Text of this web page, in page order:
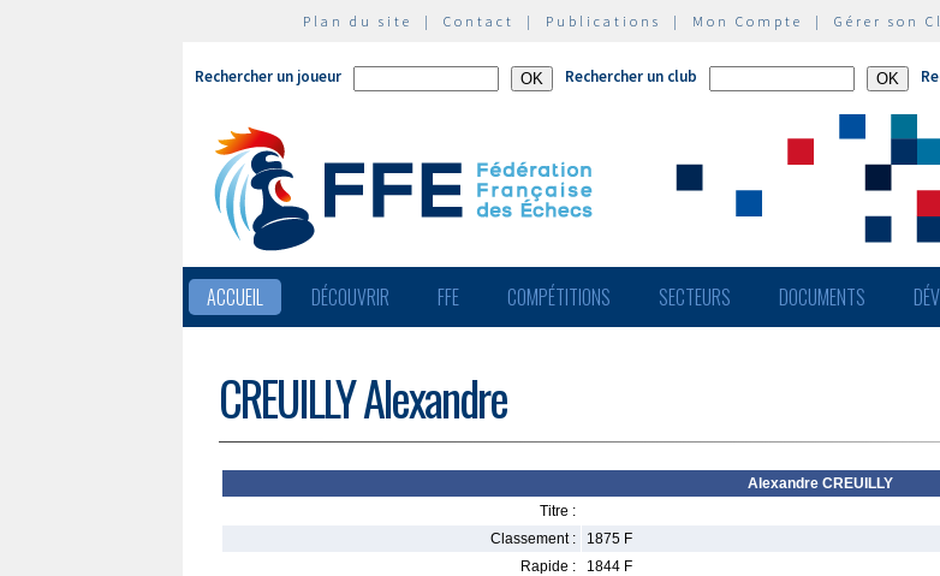
Plan du site | Contact | Publications | Mon Compte | Gérer son
Rechercher un joueur Rechercher un club
ACCUEIL DÉCOUVRIR FFE COMPÉTITIONS SECTEURS DOCUMENTS
CREUILLY Alexandre
Alexandre CREUILLY
Titre :
Classement :
1875 F
Rapide :
1844 F